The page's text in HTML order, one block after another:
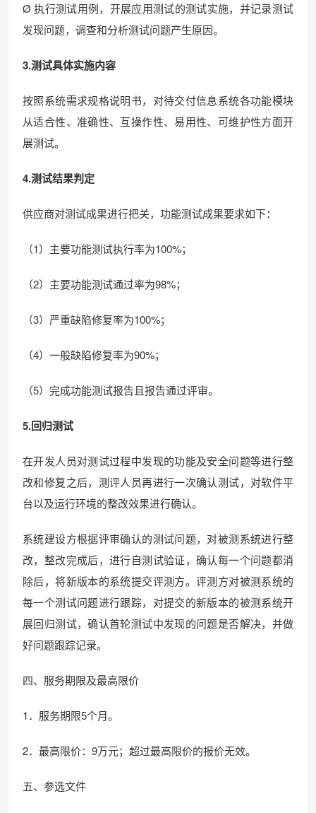
Ø 执行测试用例，开展应用测试的测试实施，并记录测试
发现问题，调查和分析测试问题产生原因。
3.测试具体实施内容
按照系统需求规格说明书，对待交付信息系统各功能模块
从适合性、准确性、互操作性、易用性、可维护性方面开
展测试。
4.测试结果判定
供应商对测试成果进行把关，功能测试成果要求如下：
（1）主要功能测试执行率为100%；
（2）主要功能测试通过率为98%；
（3）严重缺陷修复率为100%；
（4）一般缺陷修复率为90%；
（5）完成功能测试报告且报告通过评审。
5.回归测试
在开发人员对测试过程中发现的功能及安全问题等进行整
改和修复之后，测评人员再进行一次确认测试，对软件平
台以及运行环境的整改效果进行确认。
系统建设方根据评审确认的测试问题，对被测系统进行整
改，整改完成后，进行自测试验证，确认每一个问题都消
除后，将新版本的系统提交评测方。评测方对被测系统的
每一个测试问题进行跟踪，对提交的新版本的被测系统开
展回归测试，确认首轮测试中发现的问题是否解决，并做
好问题跟踪记录。
四、服务期限及最高限价
1．服务期限5个月。
2．最高限价：9万元；超过最高限价的报价无效。
五、参选文件